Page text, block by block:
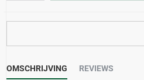
OMSCHRIJVING REVIEWS